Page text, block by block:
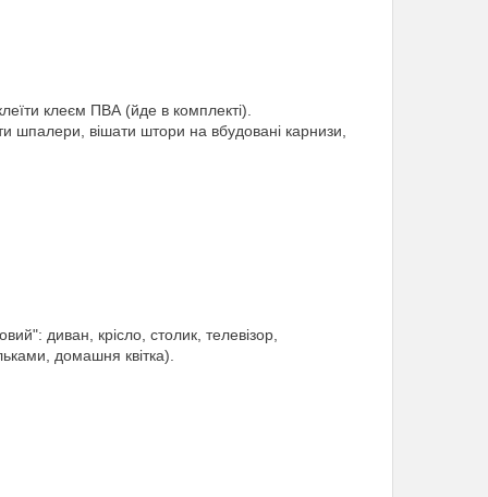
клеєм ПВА (йде в комплекті).
шпалери, вішати штори на вбудовані карнизи,
диван, крісло, столик, телевізор,
домашня квітка).